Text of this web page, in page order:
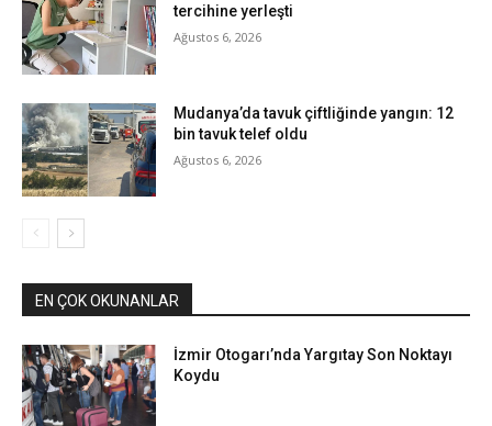
tercihine yerleşti
Ağustos 6, 2026
Mudanya’da tavuk çiftliğinde yangın: 12
bin tavuk telef oldu
Ağustos 6, 2026
EN ÇOK OKUNANLAR
İzmir Otogarı’nda Yargıtay Son Noktayı
Koydu